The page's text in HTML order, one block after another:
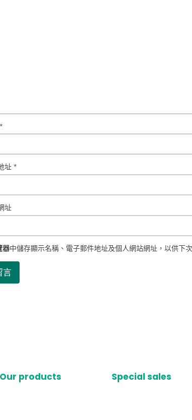
*
址 *
址
器中儲存顯示名稱、電子郵件地址及個人網站網址，以供下
Our products Special sales